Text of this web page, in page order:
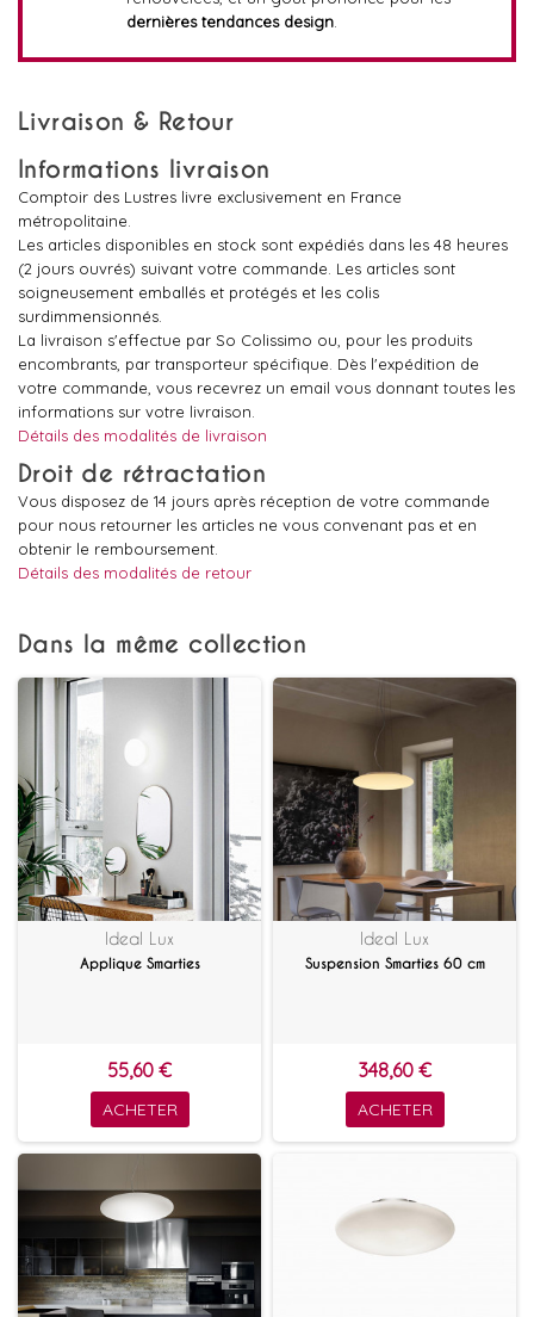
dernières tendances design.
Livraison & Retour
Informations livraison
Comptoir des Lustres livre exclusivement en France
métropolitaine.
Les articles disponibles en stock sont expédiés dans les 48 heures
(2 jours ouvrés) suivant votre commande. Les articles sont
soigneusement emballés et protégés et les colis
surdimmensionnés.
La livraison s'effectue par So Colissimo ou, pour les produits
encombrants, par transporteur spécifique. Dès l'expédition de
votre commande, vous recevrez un email vous donnant toutes les
informations sur votre livraison.
Détails des modalités de livraison
Droit de rétractation
Vous disposez de 14 jours après réception de votre commande
pour nous retourner les articles ne vous convenant pas et en
obtenir le remboursement.
Détails des modalités de retour
Dans la même collection
Ideal Lux
Applique Smarties
55,60 €
ACHETER
Ideal Lux
Suspension Smarties 60 cm
348,60 €
ACHETER